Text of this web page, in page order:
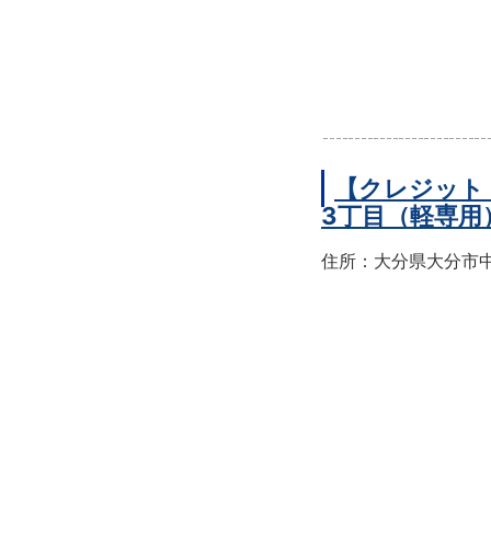
【クレジッ
3丁目（軽専用
住所：大分県大分市